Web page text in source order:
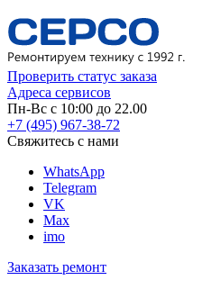
Проверить статус заказа
Адреса сервисов
Пн-Вс с 10:00 до 22.00
+7 (495) 967-38-72
Свяжитесь с нами
WhatsApp
Telegram
VK
Max
imo
Заказать ремонт